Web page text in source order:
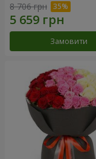
8 706 грн
Замовити